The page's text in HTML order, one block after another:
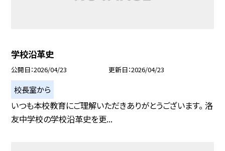
学校沿革史
公開日 2026/04/23 更新日 2026/04/23
校長室から
いつも本校教育にご理解いただきありがとうございます。 洛
友中学校の学校沿革史を更...